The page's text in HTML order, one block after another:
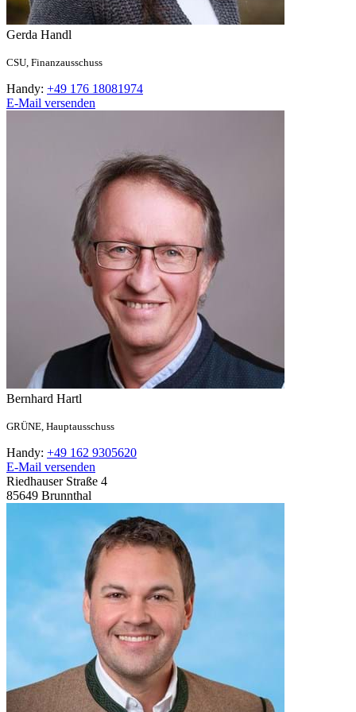
Gerda Handl
CSU, Finanzausschuss
Handy: +49 176 18081974
E-Mail versenden
Bernhard Hartl
GRÜNE, Hauptausschuss
Handy: +49 162 9305620
E-Mail versenden
Riedhauser Straße 4
85649 Brunnthal